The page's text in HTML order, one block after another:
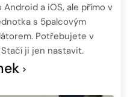
a iOS, ale přímo v
s 5palcovým
Potřebujete v
ji jen nastavit.